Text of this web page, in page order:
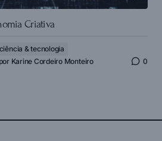
Criativa
& tecnologia
por Karine Cordeiro Monteiro 0